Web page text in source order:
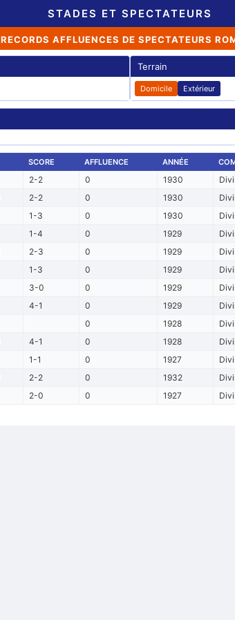
STADES ET SPECTATEURS
RECORDS AFFLUENCES DE SPECTATEURS
Terrain
Domicile Extérieur
SCORE AFFLUENCE ANNÉE
2-2 0 1930
2-2 0 1930
1-3 0 1930
1-4 0 1929
2-3 0 1929
1-3 0 1929
3-0 0 1929
4-1 0 1929
0 1928
4-1 0 1928
1-1 0 1927
2-2 0 1932
2-0 0 1927